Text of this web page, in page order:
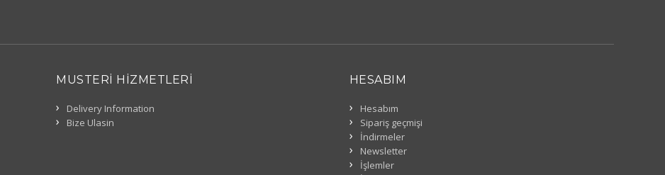
MUSTERI HIZMETLERI
Delivery Information
Bize Ulasin
HESABIM
Hesabım
Sipariş geçmişi
İndirmeler
Newsletter
İşlemler